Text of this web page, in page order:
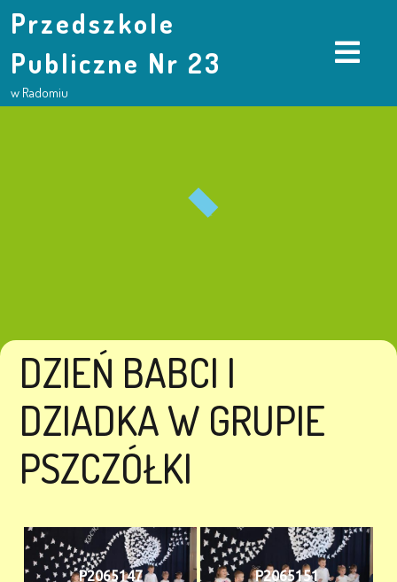
Przedszkole
Publiczne Nr 23
w Radomiu
DZIEŃ BABCI I
DZIADKA W GRUPIE
PSZCZÓŁKI
P2065147 P2065151